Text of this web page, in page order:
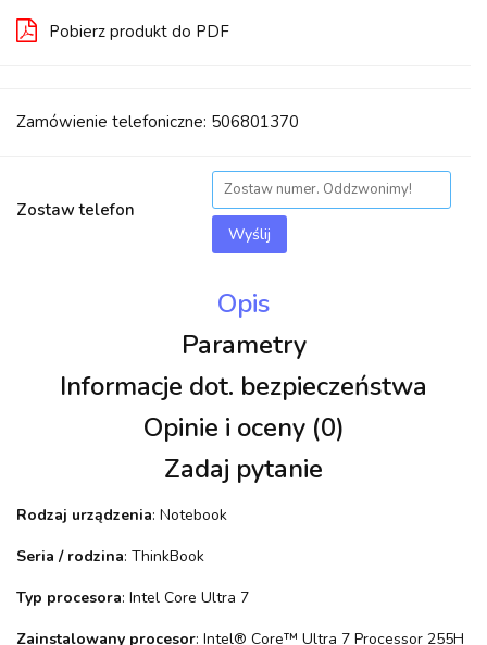
Pobierz produkt do PDF
Zamówienie telefoniczne: 506801370
Zostaw telefon
Wyślij
Opis
Parametry
Informacje dot. bezpieczeństwa
Opinie i oceny (0)
Zadaj pytanie
Rodzaj urządzenia: Notebook
Seria / rodzina: ThinkBook
Typ procesora: Intel Core Ultra 7
Zainstalowany procesor: Intel® Core™ Ultra 7 Processor 255H